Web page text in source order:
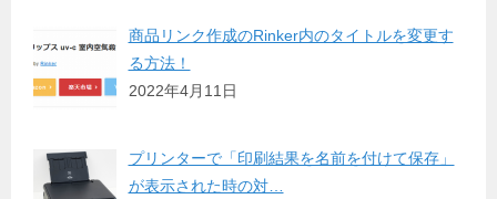
商品リンク作成のRinker内のタイトルを変更す
る方法！
2022年4月11日
プリンターで「印刷結果を名前を付けて保存」
が表示された時の対…